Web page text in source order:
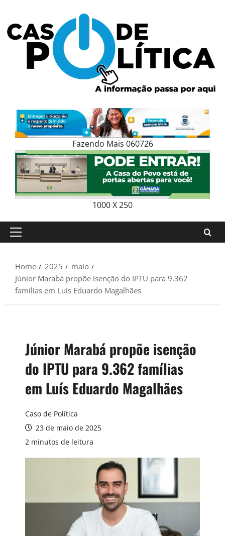
content
Fazendo Mais 060726
1000 X 250
Primary
Home
2025
maio
Júnior Marabá propõe isenção do IPTU para 9.362
famílias em Luís Eduardo Magalhães
Júnior Marabá propõe isenção
do IPTU para 9.362 famílias
em Luís Eduardo Magalhães
Caso de Política
23 de maio de 2025
2 minutos de leitura